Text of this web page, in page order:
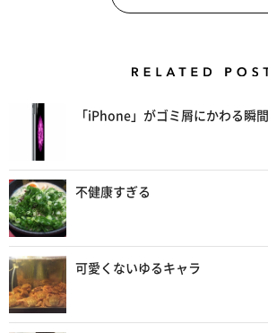
「iPhone」がゴミ屑にかわる瞬間
不健康すぎる
可愛くないゆるキャラ